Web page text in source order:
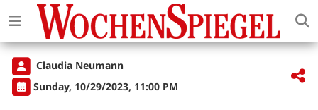
Claudia Neumann
Sunday, 10/29/2023, 11:00 PM